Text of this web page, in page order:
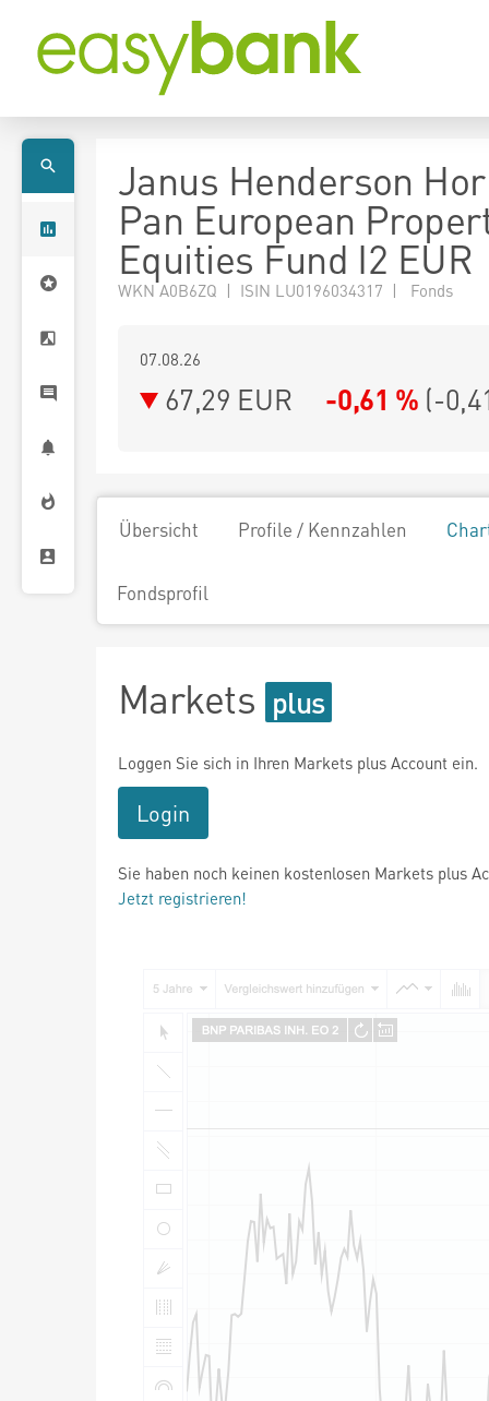
Janus Henderson
Pan European
Equities Fund I2 EUR
WKN A0B6ZQ | ISIN LU0196034317 | Fonds
07.08.26
67,29 EUR -0,61 % (-
Übersicht Profile / Kennzahlen
Fondsprofil
Markets
Loggen Sie sich in Ihren Markets plus Account ein.
Login
Sie haben noch keinen kostenlosen Markets plus
Jetzt registrieren!